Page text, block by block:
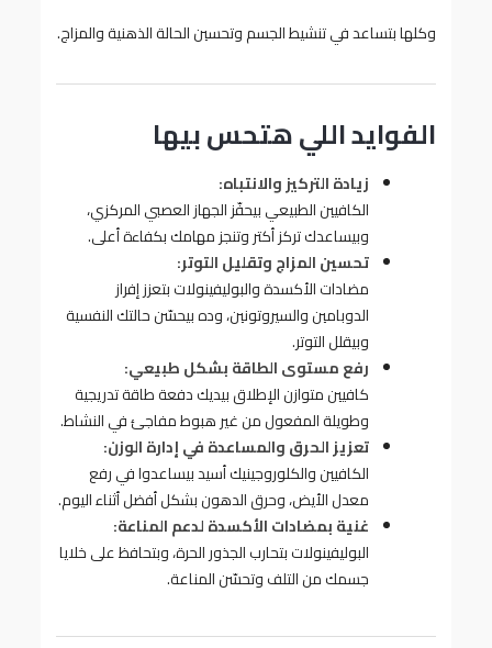
وكلها بتساعد في تنشيط الجسم وتحسين الحالة الذهنية والمزاج.
الفوايد اللي هتحس بيها
زيادة التركيز والانتباه:
الكافيين الطبيعي بيحفّز الجهاز العصبي المركزي،
وبيساعدك تركز أكتر وتنجز مهامك بكفاءة أعلى.
تحسين المزاج وتقليل التوتر:
مضادات الأكسدة والبوليفينولات بتعزز إفراز
الدوبامين والسيروتونين، وده بيحسّن حالتك النفسية
وبيقلل التوتر.
رفع مستوى الطاقة بشكل طبيعي:
كافيين متوازن الإطلاق بيديك دفعة طاقة تدريجية
وطويلة المفعول من غير هبوط مفاجئ في النشاط.
تعزيز الحرق والمساعدة في إدارة الوزن:
الكافيين والكلوروجينيك أسيد بيساعدوا في رفع
معدل الأيض، وحرق الدهون بشكل أفضل أثناء اليوم.
غنية بمضادات الأكسدة لدعم المناعة:
البوليفينولات بتحارب الجذور الحرة، وبتحافظ على خلايا
جسمك من التلف وتحسّن المناعة.